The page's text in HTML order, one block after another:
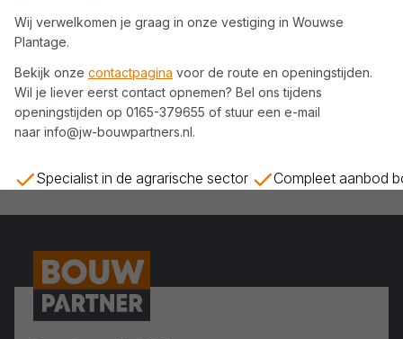
Wij verwelkomen je graag in onze vestiging in Wouwse
Plantage.
Bekijk onze contactpagina voor de route en openingstijden.
Wil je liever eerst contact opnemen? Bel ons tijdens
openingstijden op 0165-379655 of stuur een e-mail
naar info@jw-bouwpartners.nl.
Specialist in de agrarische sector Compleet aanbod